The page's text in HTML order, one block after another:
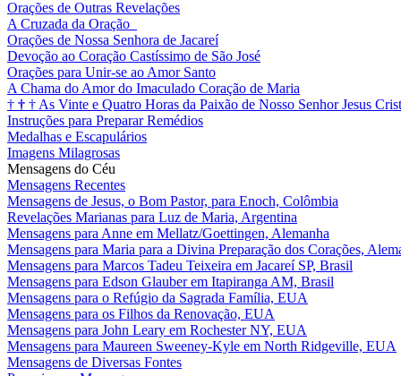
Orações de Outras Revelações
A Cruzada da Oração
Orações de Nossa Senhora de Jacareí
Devoção ao Coração Castíssimo de São José
Orações para Unir-se ao Amor Santo
A Chama do Amor do Imaculado Coração de Maria
† † † As Vinte e Quatro Horas da Paixão de Nosso Senhor Jesus
Instruções para Preparar Remédios
Medalhas e Escapulários
Imagens Milagrosas
Mensagens do Céu
Mensagens Recentes
Mensagens de Jesus, o Bom Pastor, para Enoch, Colômbia
Revelações Marianas para Luz de Maria, Argentina
Mensagens para Anne em Mellatz/Goettingen, Alemanha
Mensagens para Maria para a Divina Preparação dos Corações,
Mensagens para Marcos Tadeu Teixeira em Jacareí SP, Brasil
Mensagens para Edson Glauber em Itapiranga AM, Brasil
Mensagens para o Refúgio da Sagrada Família, EUA
Mensagens para os Filhos da Renovação, EUA
Mensagens para John Leary em Rochester NY, EUA
Mensagens para Maureen Sweeney-Kyle em North Ridgeville, EUA
Mensagens de Diversas Fontes